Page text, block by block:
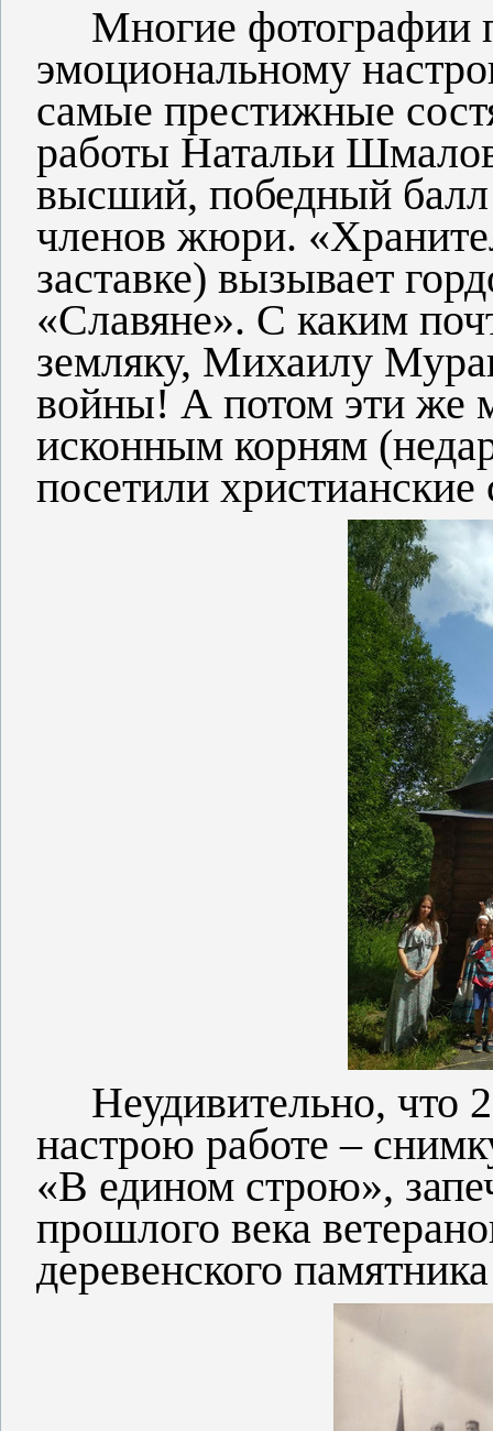
Многие фотографии
эмоциональному
самые престижные
работы Натальи
высший, победный
членов жюри.
заставке) вызывает
«Славяне». С каким
земляку, Михаилу
войны! А потом эти же
исконным корням
посетили
Неудивительно, что 2
настрою работе –
«В едином строю»,
прошлого века
деревенского